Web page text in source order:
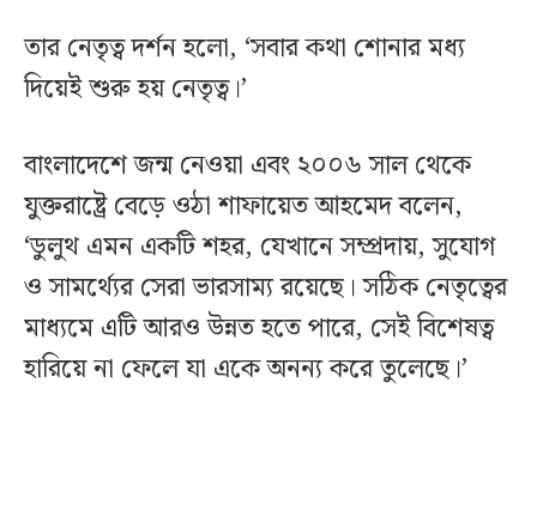
তার নেতৃত্ব দর্শন হলো, ‘সবার কথা শোনার মধ্য
দিয়েই শুরু হয় নেতৃত্ব।’
বাংলাদেশে জন্ম নেওয়া এবং ২০০৬ সাল থেকে
যুক্তরাষ্ট্রে বেড়ে ওঠা শাফায়েত আহমেদ বলেন,
‘ডুলুথ এমন একটি শহর, যেখানে সম্প্রদায়, সুযোগ
ও সামর্থ্যের সেরা ভারসাম্য রয়েছে। সঠিক নেতৃত্বের
মাধ্যমে এটি আরও উন্নত হতে পারে, সেই বিশেষত্ব
হারিয়ে না ফেলে যা একে অনন্য করে তুলেছে।’